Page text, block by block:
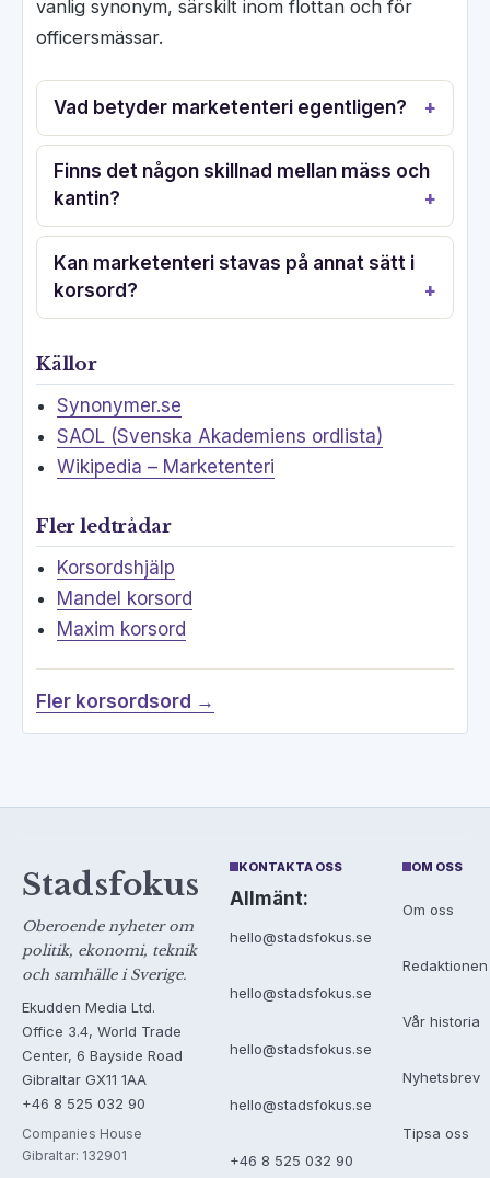
vanlig synonym, särskilt inom flottan och för
officersmässar.
Vad betyder marketenteri egentligen?
Finns det någon skillnad mellan mäss och
kantin?
Kan marketenteri stavas på annat sätt i
korsord?
Källor
Synonymer.se
SAOL (Svenska Akademiens ordlista)
Wikipedia – Marketenteri
Fler ledtrådar
Korsordshjälp
Mandel korsord
Maxim korsord
Fler korsordsord →
Stadsfokus
Oberoende nyheter om
politik, ekonomi, teknik
och samhälle i Sverige.
Ekudden Media Ltd.
Office 3.4, World Trade
Center, 6 Bayside Road
Gibraltar GX11 1AA
+46 8 525 032 90
Companies House
Gibraltar: 132901
KONTAKTA OSS
Allmänt:
hello@stadsfokus.se
hello@stadsfokus.se
hello@stadsfokus.se
hello@stadsfokus.se
+46 8 525 032 90
OM OSS
Om oss
Redaktionen
Vår historia
Nyhetsbrev
Tipsa oss